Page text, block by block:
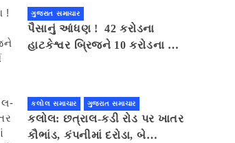
ગુજરાત સમાચાર
પૈસાનું આંધણ ! 42 કરોડના
હાટકેશ્વર બ્રિજને 10 કરોડના ખર્ચે
કલોલ સમાચાર ગુજરાત સમાચાર
કલોલ: છત્રાલ-કડી રોડ પર ખાતર
કૌભાંડ, કંપનીમાં દરોડા, બે